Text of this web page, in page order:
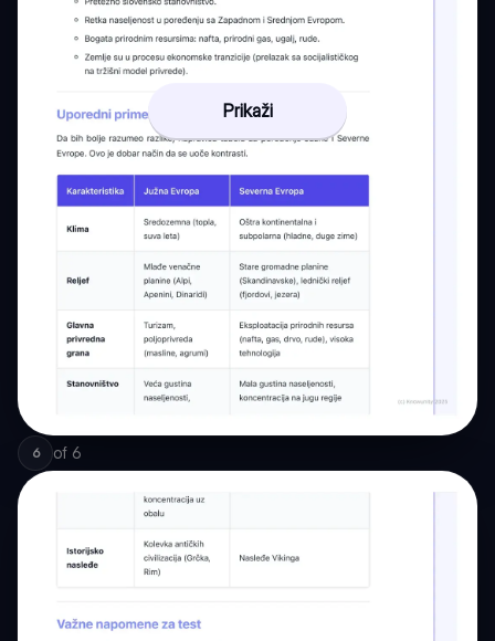
Prikaži
6 of 6